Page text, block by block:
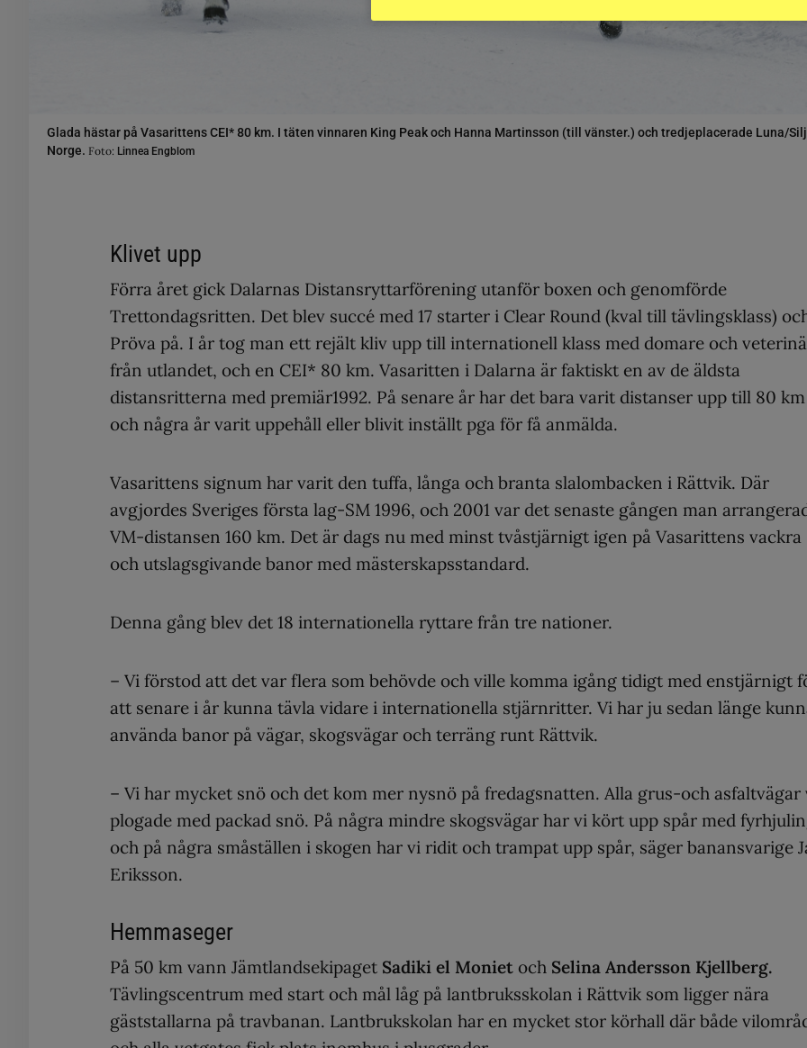
Glada hästar på Vasarittens CEI* 80 km. I täten vinnaren King Peak och Hanna Martinsson (till vänster.) och tredjeplacerade Luna/
Norge. Foto: Linnea Engblom
Klivet upp
Förra året gick Dalarnas Distansryttarförening utanför boxen och genomförde
Trettondagsritten. Det blev succé med 17 starter i Clear Round (kval till tävlingsklass)
Pröva på. I år tog man ett rejält kliv upp till internationell klass med domare och
från utlandet, och en CEI* 80 km. Vasaritten i Dalarna är faktiskt en av de äldsta
distansritterna med premiär1992. På senare år har det bara varit distanser upp till 80 km
och några år varit uppehåll eller blivit inställt pga för få anmälda.
Vasarittens signum har varit den tuffa, långa och branta slalombacken i Rättvik. Där
avgjordes Sveriges första lag-SM 1996, och 2001 var det senaste gången man
VM-distansen 160 km. Det är dags nu med minst tvåstjärnigt igen på Vasarittens vackra
och utslagsgivande banor med mästerskapsstandard.
Denna gång blev det 18 internationella ryttare från tre nationer.
– Vi förstod att det var flera som behövde och ville komma igång tidigt med enstjärnigt
att senare i år kunna tävla vidare i internationella stjärnritter. Vi har ju sedan länge
använda banor på vägar, skogsvägar och terräng runt Rättvik.
– Vi har mycket snö och det kom mer nysnö på fredagsnatten. Alla grus-och asfaltvägar
plogade med packad snö. På några mindre skogsvägar har vi kört upp spår med
och på några småställen i skogen har vi ridit och trampat upp spår, säger banansvarige
Eriksson.
Hemmaseger
På 50 km vann Jämtlandsekipaget Sadiki el Moniet och Selina Andersson Kjellberg.
Tävlingscentrum med start och mål låg på lantbruksskolan i Rättvik som ligger nära
gäststallarna på travbanan. Lantbrukskolan har en mycket stor körhall där både